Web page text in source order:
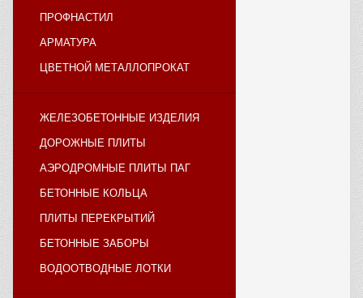
ПРОФНАСТИЛ
АРМАТУРА
ЦВЕТНОЙ МЕТАЛЛОПРОКАТ
ЖЕЛЕЗОБЕТОННЫЕ ИЗДЕЛИЯ
ДОРОЖНЫЕ ПЛИТЫ
АЭРОДРОМНЫЕ ПЛИТЫ ПАГ
БЕТОННЫЕ КОЛЬЦА
ПЛИТЫ ПЕРЕКРЫТИЙ
БЕТОННЫЕ ЗАБОРЫ
ВОДООТВОДНЫЕ ЛОТКИ